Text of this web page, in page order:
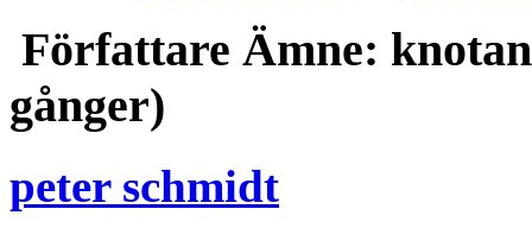
Författare Ämne:
gånger)
peter schmidt